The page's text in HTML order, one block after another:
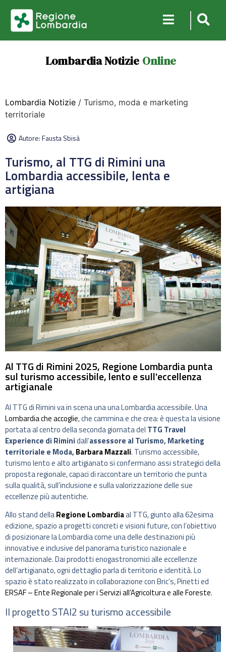
Lombardia Notizie Online
Lombardia Notizie / Turismo, moda e marketing
territoriale
Autore:Fausta Sbisà
Turismo, al TTG di Rimini una
Lombardia accessibile, lenta e
artigiana
Al TTG di Rimini 2025, Regione Lombardia punta
sul turismo accessibile, lento e sull'eccellenza
artigianale
Al TTG di Rimini va in scena una una Lombardia accessibile. Una
Lombardia che accoglie, che cammina e che crea: è questa la visione
portata al centro della seconda giornata del TTG Travel
Experience di Riminidall’assessore al Turismo, Marketing
territoriale e Moda, Barbara Mazzali. Turismo accessibile,
turismo lento e alto artigianato si confermano assi strategici della
proposta regionale, capaci di raccontare un territorio che punta
sulla qualità, sull’inclusione e sulla valorizzazione delle sue
eccellenze più autentiche.
Allo stand dellaRegione Lombardiaal TTG, giunto alla 62esima
edizione, spazio a progetti concreti e visioni future, con l’obiettivo
di posizionare la Lombardia come una delle destinazioni più
innovative e inclusive del panorama turistico nazionale e
internazionale. Dai prodotti enogastronomici alle eccellenze
dell’artigianato, ogni dettaglio parla di territorio e identità. Lo
spazio è stato realizzato in collaborazione con Bric’s, Pinetti ed
ERSAF – Ente Regionale per i Servizi all’Agricoltura e alle Foreste.
Il progetto STAI2 su turismo accessibile